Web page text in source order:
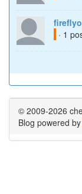
· 1
© 2009-2026
Blog powered by